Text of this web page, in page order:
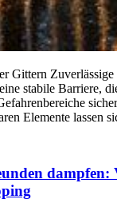
Gittern Zuverlässige
stabile Barriere,
Elemente lassen
dampfen: